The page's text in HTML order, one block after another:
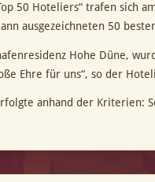
50 Hoteliers“ trafen sich
ausgezeichneten 50
Hohe Düne,
Ehre für uns“, so der
anhand der Kriterien: